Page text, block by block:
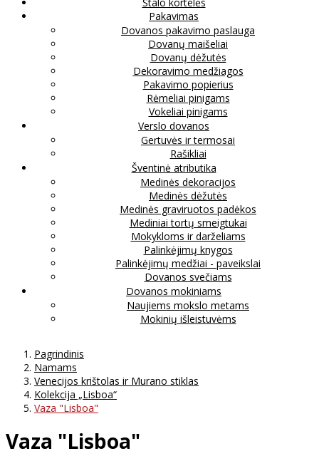
Pakavimas
Dovanos pakavimo paslauga
Dovanų maišeliai
Dovanų dėžutės
Dekoravimo medžiagos
Pakavimo popierius
Rėmeliai pinigams
Vokeliai pinigams
Verslo dovanos
Gertuvės ir termosai
Rašikliai
Šventinė atributika
Medinės dekoracijos
Medinės dėžutės
Medinės graviruotos padėkos
Mediniai tortų smeigtukai
Mokykloms ir darželiams
Palinkėjimų knygos
Palinkėjimų medžiai - paveikslai
Dovanos svečiams
Dovanos mokiniams
Naujiems mokslo metams
Mokinių išleistuvėms
Pagrindinis
Namams
Venecijos krištolas ir Murano stiklas
Kolekcija „Lisboa“
Vaza "Lisboa"
Vaza "Lisboa"